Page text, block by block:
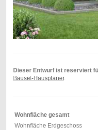
Dieser Entwurf ist reserviert
Bauset-Hausplaner.
Wohnfläche gesamt
Wohnfläche Erdgeschoss